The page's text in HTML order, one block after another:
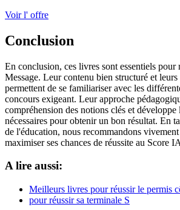
Voir l' offre
Conclusion
En conclusion, ces livres sont essentiels
Message. Leur contenu bien structuré et
permettent de se familiariser avec les
concours exigeant. Leur approche
compréhension des notions clés et développe
nécessaires pour obtenir un bon résultat. En
de l'éducation, nous recommandons
maximiser ses chances de réussite au Score
A lire aussi:
Meilleurs livres pour réussir le permis
pour réussir sa terminale S